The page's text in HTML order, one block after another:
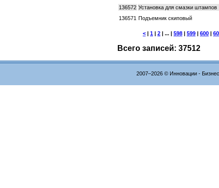
136572 Установка для смазки штампов
136571 Подъемник скиповый
< 1 2 | ... | 598 599 600
Всего записей: 37512
2007–2026 © Инновации -